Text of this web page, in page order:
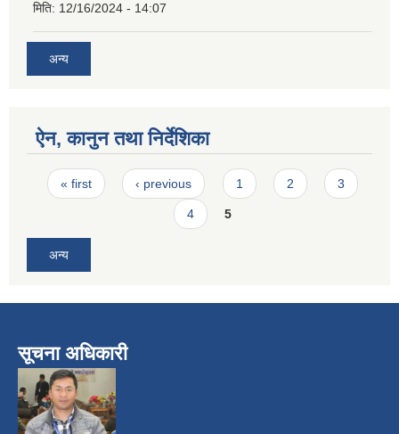
मिति: 12/16/2024 - 14:07
अन्य
ऐन, कानुन तथा निर्देशिका
Pages
« first ‹ previous 1 2 3
4 5
अन्य
सूचना अधिकारी